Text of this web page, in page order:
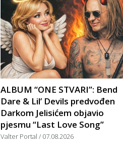
ALBUM “ONE STVARI”: Bend
Dare & Lil’ Devils predvođen
Darkom Jelisićem objavio
pjesmu “Last Love Song”
Valter Portal 07.08.2026